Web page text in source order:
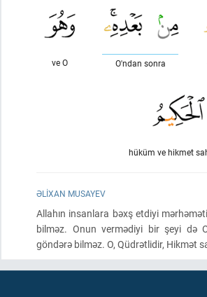
O'ndan sonra
ve O
hüküm ve hikmet
ƏLIXAN MUSAYEV
Allahın insanlara bəxş etdiyi
bilməz. Onun vermədiyi bir şeyi də
göndərə bilməz. O, Qüdrətlidir, Hikmət